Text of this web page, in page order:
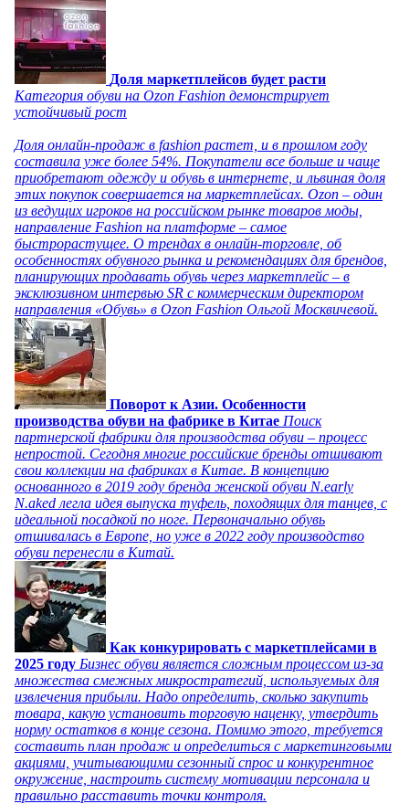
Доля маркетплейсов будет расти
Категория обуви на Ozon Fashion демонстрирует
устойчивый рост
Доля онлайн-продаж в fashion растет, и в прошлом году
составила уже более 54%. Покупатели все больше и чаще
приобретают одежду и обувь в интернете, и львиная доля
этих покупок совершается на маркетплейсах. Ozon – один
из ведущих игроков на российском рынке товаров моды,
направление Fashion на платформе – самое
быстрорастущее. О трендах в онлайн-торговле, об
особенностях обувного рынка и рекомендациях для брендов,
планирующих продавать обувь через маркетплейс – в
эксклюзивном интервью SR с коммерческим директором
направления «Обувь» в Ozon Fashion Ольгой Москвичевой.
Поворот к Азии. Особенности
производства обуви на фабрике в Китае Поиск
партнерской фабрики для производства обуви – процесс
непростой. Сегодня многие российские бренды отшивают
свои коллекции на фабриках в Китае. В концепцию
основанного в 2019 году бренда женской обуви N.early
N.aked легла идея выпуска туфель, походящих для танцев, с
идеальной посадкой по ноге. Первоначально обувь
отшивалась в Европе, но уже в 2022 году производство
обуви перенесли в Китай.
Как конкурировать с маркетплейсами в
2025 году Бизнес обуви является сложным процессом из-за
множества смежных микростратегий, используемых для
извлечения прибыли. Надо определить, сколько закупить
товара, какую установить торговую наценку, утвердить
норму остатков в конце сезона. Помимо этого, требуется
составить план продаж и определиться с маркетинговыми
акциями, учитывающими сезонный спрос и конкурентное
окружение, настроить систему мотивации персонала и
правильно расставить точки контроля.